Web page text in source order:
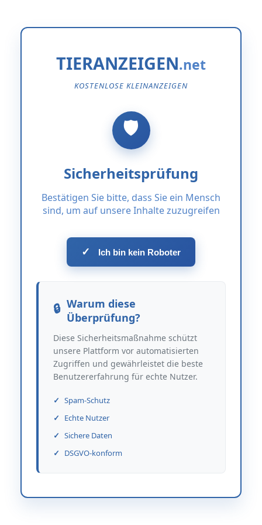
TIERANZEIGEN
KOSTENLOSE KLEINANZEIGEN
Sicherheitsprüfung
Bestätigen Sie bitte, dass Sie ein Mensch
sind, um auf unsere Inhalte zuzugreifen
✓ Ich bin kein Roboter
Warum diese
Überprüfung?
Diese Sicherheitsmaßnahme schützt
unsere Plattform vor automatisierten
Zugriffen und gewährleistet die beste
Benutzererfahrung für echte Nutzer.
Spam-Schutz
Echte Nutzer
Sichere Daten
DSGVO-konform